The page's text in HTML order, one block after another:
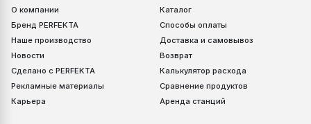
О компании
Бренд PERFEKTA
Наше производство
Новости
Сделано с PERFEKTA
Рекламные материалы
Карьера
Каталог
Способы оплаты
Доставка и самовывоз
Возврат
Калькулятор расхода
Сравнение продуктов
Аренда станций